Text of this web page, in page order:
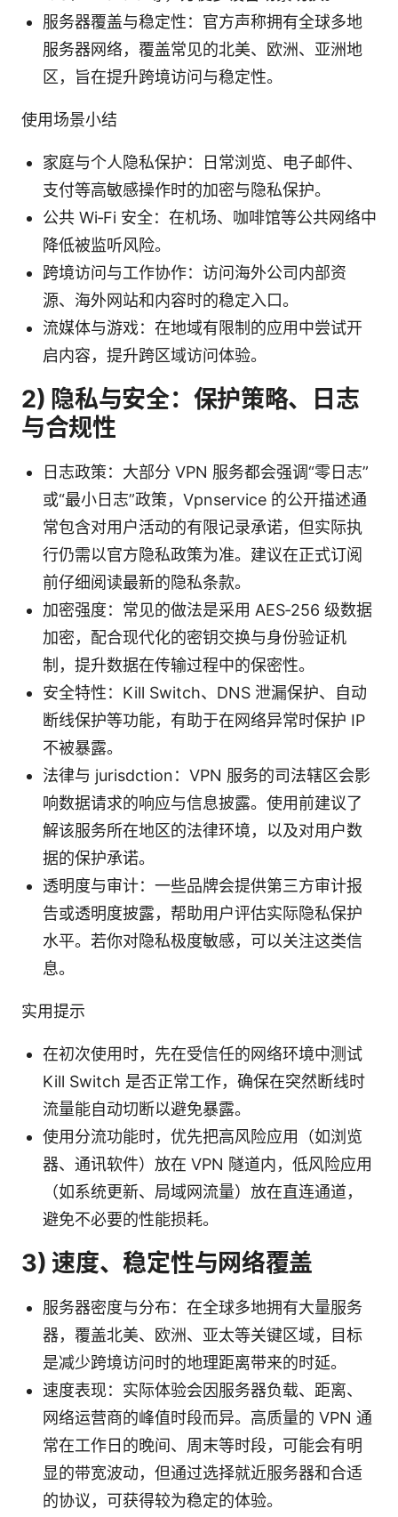
服务器覆盖与稳定性：官方声称拥有全球多地
服务器网络，覆盖常见的北美、欧洲、亚洲地
区，旨在提升跨境访问与稳定性。
使用场景小结
家庭与个人隐私保护：日常浏览、电子邮件、
支付等高敏感操作时的加密与隐私保护。
公共 Wi‑Fi 安全：在机场、咖啡馆等公共网络中
降低被监听风险。
跨境访问与工作协作：访问海外公司内部资
源、海外网站和内容时的稳定入口。
流媒体与游戏：在地域有限制的应用中尝试开
启内容，提升跨区域访问体验。
2) 隐私与安全：保护策略、日志
与合规性
日志政策：大部分 VPN 服务都会强调“零日志”
或“最小日志”政策，Vpnservice 的公开描述通
常包含对用户活动的有限记录承诺，但实际执
行仍需以官方隐私政策为准。建议在正式订阅
前仔细阅读最新的隐私条款。
加密强度：常见的做法是采用 AES‑256 级数据
加密，配合现代化的密钥交换与身份验证机
制，提升数据在传输过程中的保密性。
安全特性：Kill Switch、DNS 泄漏保护、自动
断线保护等功能，有助于在网络异常时保护 IP
不被暴露。
法律与 jurisdction：VPN 服务的司法辖区会影
响数据请求的响应与信息披露。使用前建议了
解该服务所在地区的法律环境，以及对用户数
据的保护承诺。
透明度与审计：一些品牌会提供第三方审计报
告或透明度披露，帮助用户评估实际隐私保护
水平。若你对隐私极度敏感，可以关注这类信
息。
实用提示
在初次使用时，先在受信任的网络环境中测试
Kill Switch 是否正常工作，确保在突然断线时
流量能自动切断以避免暴露。
使用分流功能时，优先把高风险应用（如浏览
器、通讯软件）放在 VPN 隧道内，低风险应用
（如系统更新、局域网流量）放在直连通道，
避免不必要的性能损耗。
3) 速度、稳定性与网络覆盖
服务器密度与分布：在全球多地拥有大量服务
器，覆盖北美、欧洲、亚太等关键区域，目标
是减少跨境访问时的地理距离带来的时延。
速度表现：实际体验会因服务器负载、距离、
网络运营商的峰值时段而异。高质量的 VPN 通
常在工作日的晚间、周末等时段，可能会有明
显的带宽波动，但通过选择就近服务器和合适
的协议，可获得较为稳定的体验。